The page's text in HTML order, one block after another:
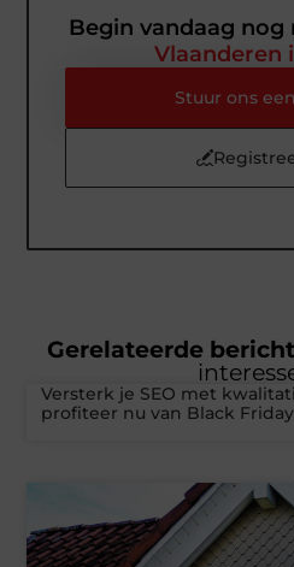
Begin vandaag
Vlaanderen
Stuur ons
Gerelateerde
Versterk je SEO met
profiteer nu van Black